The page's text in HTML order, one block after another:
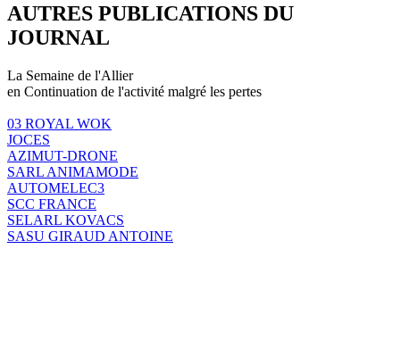
AUTRES PUBLICATIONS DU
JOURNAL
La Semaine de l'Allier
en Continuation de l'activité malgré les pertes
03 ROYAL WOK
JOCES
AZIMUT-DRONE
SARL ANIMAMODE
AUTOMELEC3
SCC FRANCE
SELARL KOVACS
SASU GIRAUD ANTOINE